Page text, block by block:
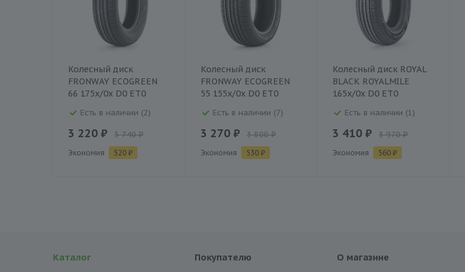
Колесный диск
FRONWAY ECOGREEN
66 175x/0x D0 ET0
Есть в наличии (2)
3 220 ₽ 3 740 ₽
Экономия 520 ₽
Колесный диск
FRONWAY ECOGREEN
55 155x/0x D0 ET0
Есть в наличии (7)
3 270 ₽ 3 800 ₽
Экономия 530 ₽
Колесный диск ROYAL
BLACK ROYALMILE
165x/0x D0 ET0
Есть в наличии (1)
3 410 ₽ 3 970 ₽
Экономия 560 ₽
Каталог Покупателю О магазине